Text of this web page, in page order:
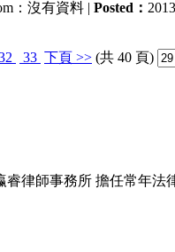
：沒有資料 | Posted：
33 下頁 >> (共 40 頁)
睿律師事務所 擔任常年法